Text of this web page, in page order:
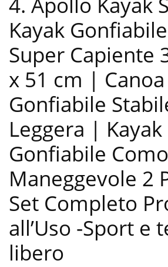
Kayak
Super Capiente
x 51 cm | Canoa
Gonfiabile
Leggera | Kayak
Gonfiabile
Maneggevole 2
Set Completo
all’Uso -Sport e
libero